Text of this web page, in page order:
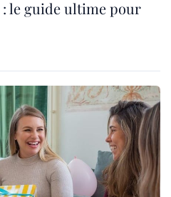
le guide ultime pour